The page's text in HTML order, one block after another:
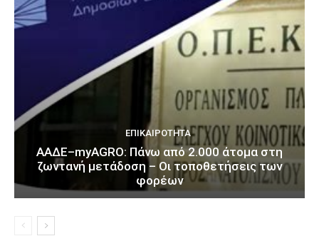
ΕΠΙΚΑΙΡΌΤΗΤΑ
ΑΑΔΕ–myAGRO: Πάνω από 2.000 άτομα στη
ζωντανή μετάδοση – Οι τοποθετήσεις των
φορέων